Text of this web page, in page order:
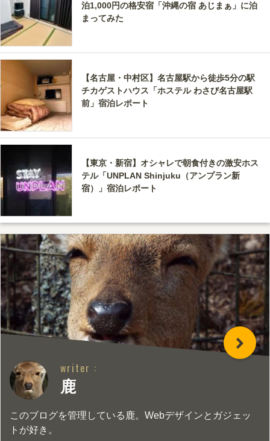
泊1,000円の格安宿「沖縄の宿 あじまぁ」に泊
まってみた
【名古屋・中村区】名古屋駅から徒歩5分の駅
チカゲストハウス「ホステル わさび名古屋駅
前」宿泊レポート
【東京・新宿】オシャレで朝食付きの激安ホス
テル「UNPLAN Shinjuku（アンプラン新
宿）」宿泊レポート
writer :
鹿
このブログを管理している鹿。Webデザインとガジェッ
トが好き。